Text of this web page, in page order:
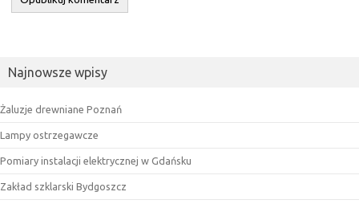
Najnowsze wpisy
Żaluzje drewniane Poznań
Lampy ostrzegawcze
Pomiary instalacji elektrycznej w Gdańsku
Zakład szklarski Bydgoszcz